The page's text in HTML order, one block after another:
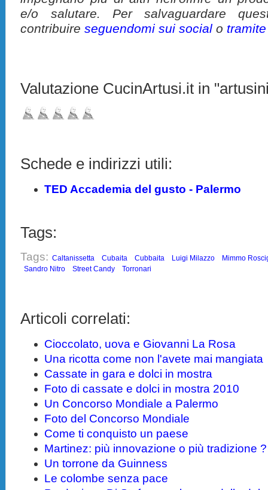
e/o salutare. Per salvaguardare
contribuireseguendomi sui social o
Valutazione CucinArtusi.it in
Schede e indirizzi utili:
TED Accademia del gusto - Palermo
Tags:
Tags: Caltanissetta Cubaita Cubbaita Luigi Milazzo
Mimmo
Sandro Nitro
Street Candy Torronari
Articoli correlati:
Cioccolato, uova e Giovanni La Rosa
Una ricotta come non l'avete mai mangiata
Cassate in gara e dolci in mostra
Foto di cassate e dolci in mostra 2010
Un Concorso Mondiale a Palermo
Foto del Concorso Mondiale
Come ti conquisto un paese
Martinez: più innovazione o più tradizione ?
Un torrone da Guinness
Le colombe senza pace